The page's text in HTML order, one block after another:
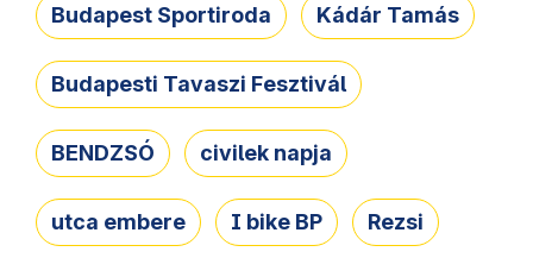
Budapest Sportiroda Kádár Tamás
Budapesti Tavaszi Fesztivál
BENDZSÓ civilek napja
utca embere I bike BP Rezsi